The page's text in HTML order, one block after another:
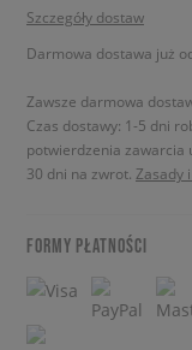
Szczegóły dostaw
Darmowa dostawa już
Zawsze darmowa
Czas dostawy: 1-5 dni
potwierdzenia zawarcia
30 dni na zwrot. Zasady
FORMY PŁATNOŚCI